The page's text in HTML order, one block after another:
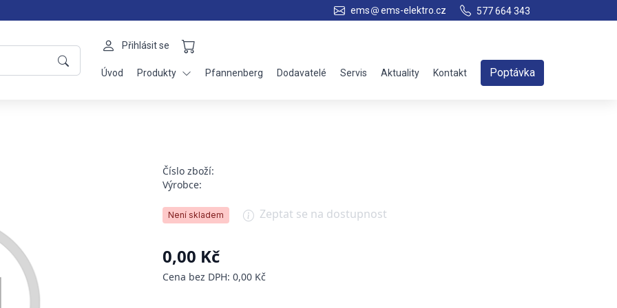
ems ems-elektro.cz 577 664 343
Přihlásit se
Úvod Produkty Pfannenberg Dodavatelé Servis Aktuality Kontakt Poptávka
Číslo zboží:
Výrobce:
Není skladem Zeptat se na dostupnost
0,00 Kč
Cena bez DPH: 0,00 Kč